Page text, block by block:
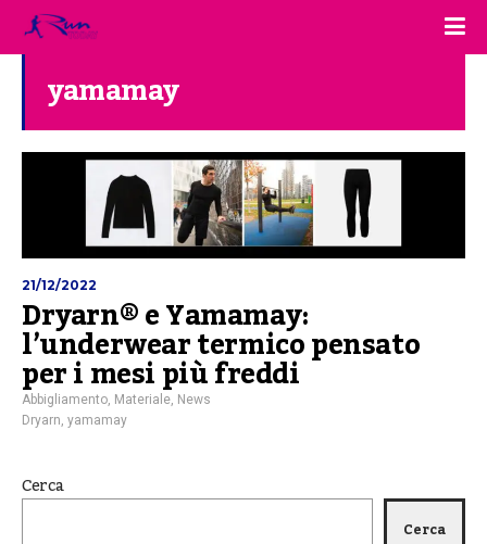
yamamay
21/12/2022
Dryarn® e Yamamay:
l’underwear termico pensato
per i mesi più freddi
Abbigliamento Materiale News
Dryarn yamamay
Cerca
Cerca